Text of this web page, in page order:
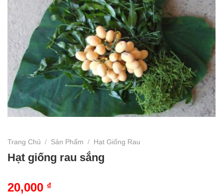
Trang Chủ / Sản Phẩm / Hạt Giống Rau
Hạt giống rau sắng
20,000 ₫